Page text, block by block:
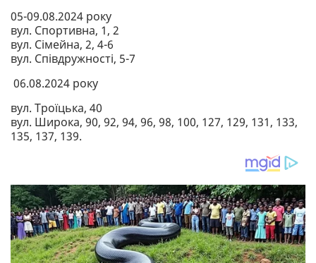
05-09.08.2024 року
вул. Спортивна, 1, 2
вул. Сімейна, 2, 4-6
вул. Співдружності, 5-7
06.08.2024 року
вул. Троїцька, 40
вул. Широка, 90, 92, 94, 96, 98, 100, 127, 129, 131, 133,
135, 137, 139.